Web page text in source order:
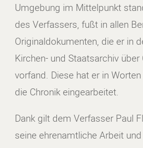
Umgebung im Mittelpunkt
des Verfassers, fußt in allen
Originaldokumenten, die er in
Kirchen- und Staatsarchiv über
vorfand. Diese hat er in
die Chronik eingearbeitet.
Dank gilt dem Verfasser Paul
seine ehrenamtliche Arbeit